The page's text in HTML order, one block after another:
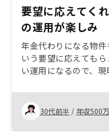
要望に応えてく
の運用が楽しみ
年金代わりになる物
いう要望に応えても
い運用になるので、
が良いかどうか分か
くると思いますので
格が高めに設定してあ
えてもらえれば、それ
たと思います。キャ
30代前半 / 年収500